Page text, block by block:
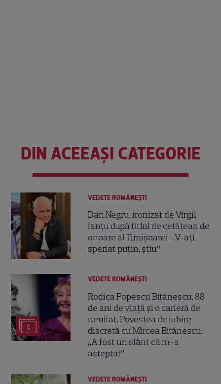
DIN ACEEAȘI CATEGORIE
VEDETE ROMÂNEŞTI
Dan Negru, ironizat de Virgil
Ianțu după titlul de cetățean de
onoare al Timișoarei: „V-ați
speriat puțin, știu”
9
VEDETE ROMÂNEŞTI
Rodica Popescu Bitănescu, 88
de ani de viață și o carieră de
neuitat. Povestea de iubire
discretă cu Mircea Bitănescu:
„A fost un sfânt că m-a
așteptat”
VEDETE ROMÂNEŞTI